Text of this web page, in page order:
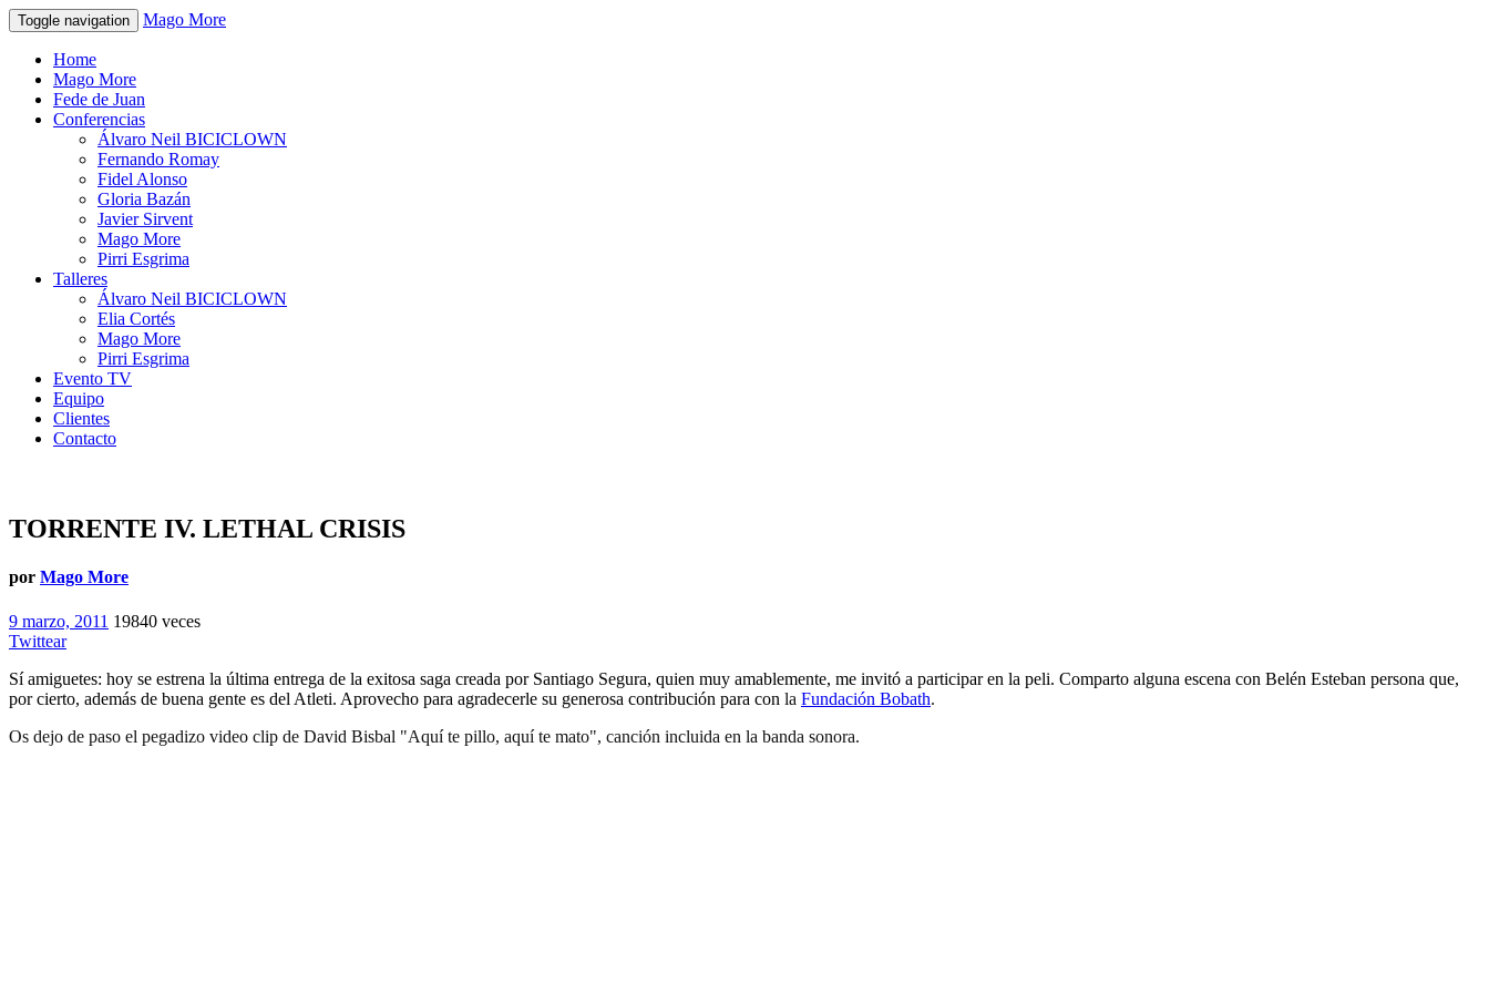
Toggle navigation Mago More
Home
Mago More
Fede de Juan
Conferencias
Álvaro Neil BICICLOWN
Fernando Romay
Fidel Alonso
Gloria Bazán
Javier Sirvent
Mago More
Pirri Esgrima
Talleres
Álvaro Neil BICICLOWN
Elia Cortés
Mago More
Pirri Esgrima
Evento TV
Equipo
Clientes
Contacto
TORRENTE IV. LETHAL CRISIS
por Mago More
9 marzo, 2011 19840 veces
Twittear
Sí amiguetes: hoy se estrena la última entrega de la exitosa saga creada por Santiago Segura, quien muy amablemente, me invitó a participar en la peli. Comparto alguna escena con Belén Esteban persona que,
por cierto, además de buena gente es del Atleti. Aprovecho para agradecerle su generosa contribución para con la Fundación Bobath.
Os dejo de paso el pegadizo video clip de David Bisbal "Aquí te pillo, aquí te mato", canción incluida en la banda sonora.